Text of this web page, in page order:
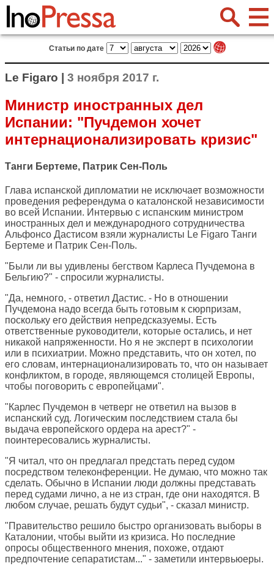
Статьи по дате
Le Figaro | 3 ноября 2017 г.
Министр иностранных дел
Испании: "Пучдемон хочет
интернационализировать кризис"
Танги Бертеме, Патрик Сен-Поль
Глава испанской дипломатии не исключает возможности
проведения референдума о каталонской независимости
во всей Испании. Интервью с испанским министром
иностранных дел и международного сотрудничества
Альфонсо Дастисом взяли журналисты Le Figaro Танги
Бертеме и Патрик Сен-Поль.
"Были ли вы удивлены бегством Карлеса Пучдемона в
Бельгию?" - спросили журналисты.
"Да, немного, - ответил Дастис. - Но в отношении
Пучдемона надо всегда быть готовым к сюрпризам,
поскольку его действия непредсказуемы. Есть
ответственные руководители, которые остались, и нет
никакой напряженности. Но я не эксперт в психологии
или в психиатрии. Можно представить, что он хотел, по
его словам, интернационализировать то, что он называет
конфликтом, в городе, являющемся столицей Европы,
чтобы поговорить с европейцами".
"Карлес Пучдемон в четверг не ответил на вызов в
испанский суд. Логическим последствием стала бы
выдача европейского ордера на арест?" -
поинтересовались журналисты.
"Я читал, что он предлагал предстать перед судом
посредством телеконференции. Не думаю, что можно так
сделать. Обычно в Испании люди должны представать
перед судами лично, а не из стран, где они находятся. В
любом случае, решать будут судьи", - сказал министр.
"Правительство решило быстро организовать выборы в
Каталонии, чтобы выйти из кризиса. Но последние
опросы общественного мнения, похоже, отдают
предпочтение сепаратистам..." - заметили интервьюеры.